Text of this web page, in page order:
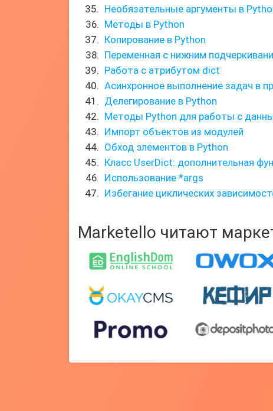
Необязательные аргументы в
Методы в Python
Копирование в Python
Переменная с нижним
Работа с атрибутом dict
Асинхронное выполнение задач в
Делегирование в Python
Методы Python для работы с
Импорт объектов из модулей
Обход элементов в Python
Класс UserDict: дополнительная
Использование *args
Избегание циклических
Marketello читают